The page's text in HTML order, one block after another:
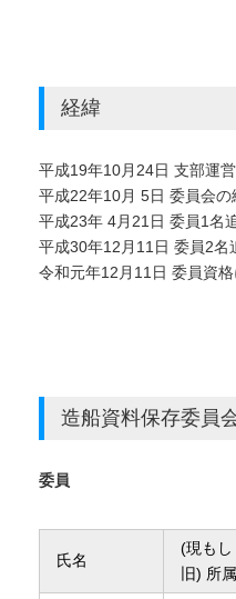
経緯
平成19年10月24日 支部運
平成22年10月 5日 委員会
平成23年 4月21日 委員1名
平成30年12月11日 委員2名
令和元年12月11日 委員資
造船資料保存委員
委員
氏名
(現もし
旧) 所属